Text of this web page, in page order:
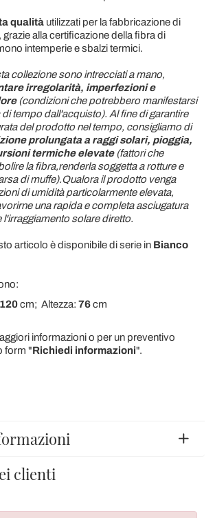
qualitàutilizzati per la fabbricazione di
alla certificazione della fibra di
intemperie e sbalzi termici.
collezione sono intrecciati a mano,
irregolarità, imperfezioni e
(condizioni che potrebbero manifestarsi
di tempo dall'acquisto). Al fine di garantire
del prodotto nel tempo, consigliamo di
prolungata a raggi solari, pioggia,
termiche elevate(fattori che
la fibra,renderla soggetta a rotture e
di muffe).Qualora il prodotto venga
di umidità particolarmente elevata,
una rapida e completa asciugatura
solare diretto.
articolo è disponibile di serie in Bianco
120cm; Altezza: 76cm
informazioni o per un preventivo
form "Richiedi informazioni".
clienti